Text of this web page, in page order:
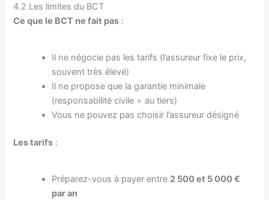
4.2 Les limites du BCT
Ce que le BCT ne fait pas :
Il ne négocie pas les tarifs (l’assureur fixe le prix,
souvent très élevé)
Il ne propose que la garantie minimale
(responsabilité civile = au tiers)
Vous ne pouvez pas choisir l’assureur désigné
Les tarifs :
Préparez-vous à payer entre 2 500 et 5 000 €
par an